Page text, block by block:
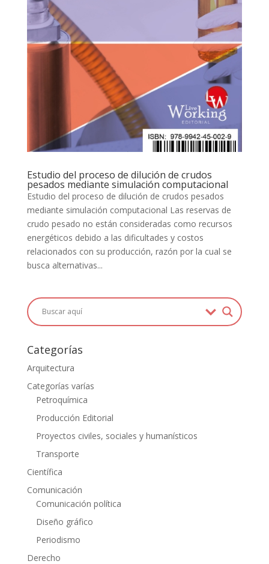
Estudio del proceso de dilución de crudos
pesados mediante simulación computacional
Estudio del proceso de dilución de crudos pesados
mediante simulación computacional Las reservas de
crudo pesado no están consideradas como recursos
energéticos debido a las dificultades y costos
relacionados con su producción, razón por la cual se
busca alternativas...
Categorías
Arquitectura
Categorías varías
Petroquímica
Producción Editorial
Proyectos civiles, sociales y humanísticos
Transporte
Científica
Comunicación
Comunicación política
Diseño gráfico
Periodismo
Derecho